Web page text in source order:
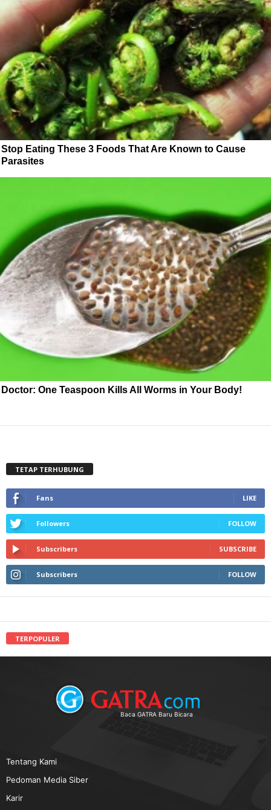
Stop Eating These 3 Foods That Are Known to Cause
Parasites
Doctor: One Teaspoon Kills All Worms in Your Body!
TETAP TERHUBUNG
Fans LIKE
Followers FOLLOW
Subscribers SUBSCRIBE
Subscribers FOLLOW